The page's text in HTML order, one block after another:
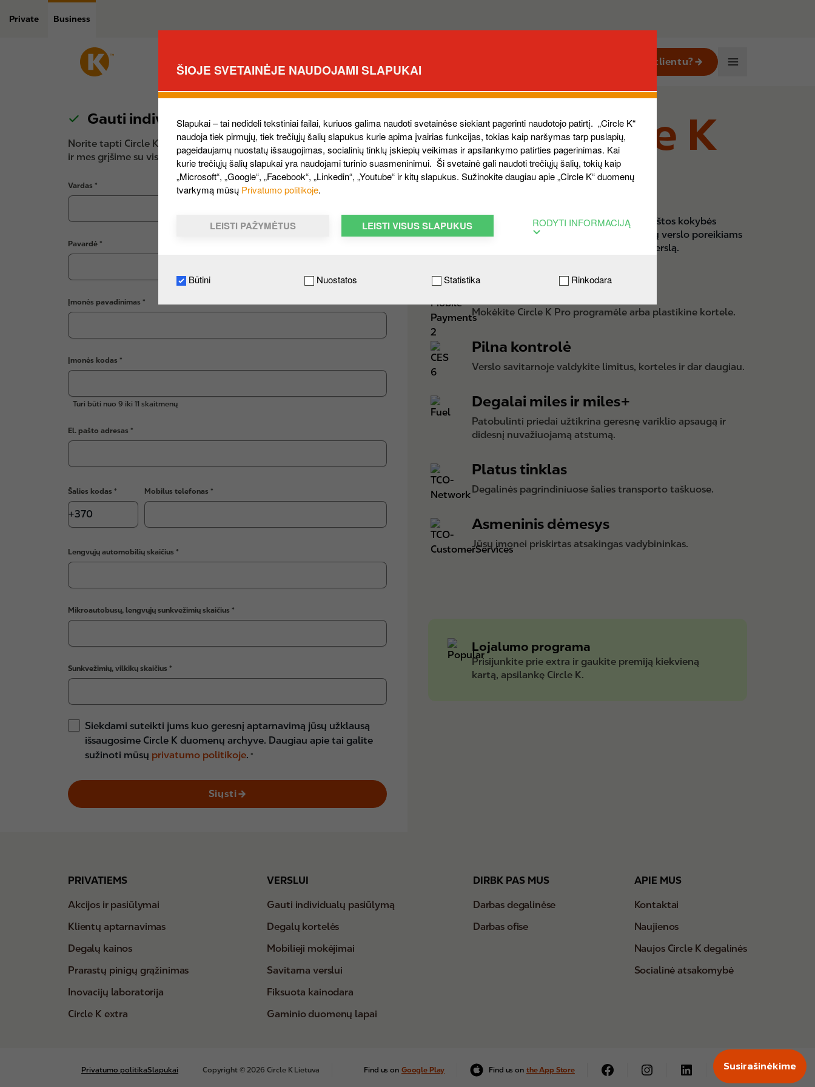
ŠIOJE SVETAINĖJE NAUDOJAMI SLAPUKAI
Slapukai – tai nedideli tekstiniai failai, kuriuos galima naudoti svetainėse siekiant pagerinti naudotojo patirtį. „Circle K“
naudoja tiek pirmųjų, tiek trečiųjų šalių slapukus kurie apima įvairias funkcijas, tokias kaip naršymas tarp puslapių,
pageidaujamų nuostatų išsaugojimas, socialinių tinklų įskiepių veikimas ir apsilankymo patirties pagerinimas. Kai
kurie trečiųjų šalių slapukai yra naudojami turinio suasmeninimui. Ši svetainė gali naudoti trečiųjų šalių, tokių kaip
„Microsoft“, „Google“, „Facebook“, „Linkedin“, „Youtube“ ir kitų slapukus. Sužinokite daugiau apie „Circle K“ duomenų
tvarkymą mūsų Privatumo politikoje.
LEISTI PAŽYMĖTUS LEISTI VISUS SLAPUKUS RODYTI INFORMACIJĄ
Būtini Nuostatos Statistika Rinkodara
Private Business
Navigation
Kaip tapti klientu?
Gauti individualų pasiūlymą!
Norite tapti Circle K verslo klientu? Užpildykite žemiau esančią formą
ir mes grįšime su visa jums reikalinga informacija.
Vardas
Pavardė
Įmonės pavadinimas
Įmonės kodas
Turi būti nuo 9 iki 11 skaitmenų
El. pašto adresas
Šalies kodas Mobilus telefonas
Lengvųjų automobilių skaičius
Mikroautobusų, lengvųjų sunkvežimių skaičius
Sunkvežimių, vilkikų skaičius
Siekdami suteikti jums kuo geresnį aptarnavimą jūsų užklausą
išsaugosime Circle K duomenų archyve. Daugiau apie tai galite
sužinoti mūsų privatumo politikoje.
Siųsti
Kodėl Circle K
Pro?
Platus degalinių tinklas Lietuvoje ir Europoje, aukštos kokybės
degalai, patogūs vizitai ir administravimas bei jūsų verslo poreikiams
pritaikyti sprendimai padeda efektyviau auginti verslą.
Mokėkite Circle K Pro programėle arba plastikine kortele.
Pilna kontrolė
Verslo savitarnoje valdykite limitus, korteles ir dar daugiau.
Degalai miles ir miles+
Patobulinti priedai užtikrina geresnę variklio apsaugą ir
didesnį nuvažiuojamą atstumą.
Platus tinklas
Degalinės pagrindiniuose šalies transporto taškuose.
Asmeninis dėmesys
Jūsų įmonei priskirtas atsakingas vadybininkas.
Lojalumo programa
Prisijunkite prie extra ir gaukite premiją kiekvieną
kartą, apsilankę Circle K.
PRIVATIEMS
Akcijos ir pasiūlymai
Klientų aptarnavimas
Degalų kainos
Prarastų pinigų grąžinimas
Inovacijų laboratorija
Circle K extra
VERSLUI
Gauti individualų pasiūlymą
Degalų kortelės
Mobilieji mokėjimai
Savitarna verslui
Fiksuota kainodara
Gaminio duomenų lapai
DIRBK PAS MUS
Darbas degalinėse
Darbas ofise
APIE MUS
Kontaktai
Naujienos
Naujos Circle K degalinės
Socialinė atsakomybė
Bottom
Privatumo politikaSlapukai Copyright © 2026 Circle K Lietuva Find us on Google Play Find us on the App Store Susirašinėkime